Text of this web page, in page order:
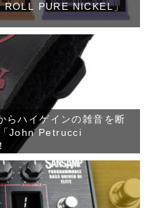
ROLL PURE NICKEL」
ハイゲインの雑音を断
John Petrucci